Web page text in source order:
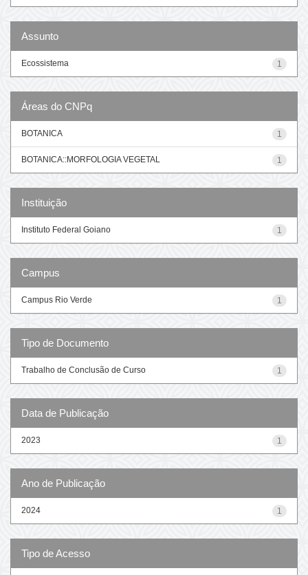
Assunto
1
Ecossistema
Áreas do CNPq
1
BOTANICA
1
BOTANICA::MORFOLOGIA VEGETAL
Instituição
1
Instituto Federal Goiano
Campus
1
Campus Rio Verde
Tipo de Documento
1
Trabalho de Conclusão de Curso
Data de Publicação
1
2023
Ano de Publicação
1
2024
Tipo de Acesso